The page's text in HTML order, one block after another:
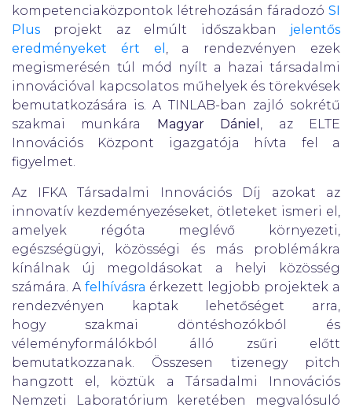
kompetenciaközpontok létrehozásán fáradozó SI
Plus projekt az elmúlt időszakban jelentős
eredményeket ért el , a rendezvényen ezek
megismerésén túl mód nyílt a hazai társadalmi
innovációval kapcsolatos műhelyek és törekvések
bemutatkozására is. A TINLAB-ban zajló sokrétű
szakmai munkára Magyar Dániel , az ELTE
Innovációs Központ igazgatója hívta fel a
figyelmet.
Az IFKA Társadalmi Innovációs Díj azokat az
innovatív kezdeményezéseket, ötleteket ismeri el,
amelyek régóta meglévő környezeti,
egészségügyi, közösségi és más problémákra
kínálnak új megoldásokat a helyi közösség
számára. A felhívásra érkezett legjobb projektek a
rendezvényen kaptak lehetőséget arra,
hogy szakmai döntéshozókból és
véleményformálókból álló zsűri előtt
bemutatkozzanak. Összesen tizenegy pitch
hangzott el, köztük a Társadalmi Innovációs
Nemzeti Laboratórium keretében megvalósuló